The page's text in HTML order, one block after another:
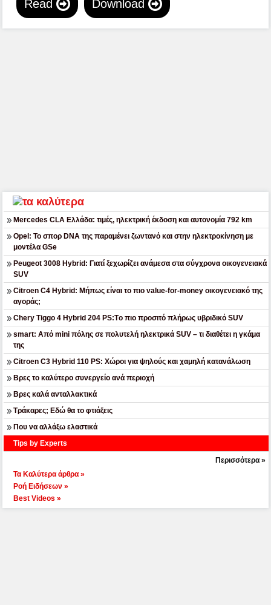
Read Download
Mercedes CLA Ελλάδα: τιμές, ηλεκτρική έκδοση και αυτονομία 792 km
Opel: Το σπορ DNA της παραμένει ζωντανό και στην ηλεκτροκίνηση με
μοντέλα GSe
Peugeot 3008 Hybrid: Γιατί ξεχωρίζει ανάμεσα στα σύγχρονα οικογενειακά
SUV
Citroen C4 Hybrid: Μήπως είναι το πιο value-for-money οικογενειακό της
αγοράς;
Chery Tiggo 4 Hybrid 204 PS:Tο πιο προσιτό πλήρως υβριδικό SUV
smart: Από mini πόλης σε πολυτελή ηλεκτρικά SUV – τι διαθέτει η γκάμα
της
Citroen C3 Hybrid 110 PS: Χώροι για ψηλούς και χαμηλή κατανάλωση
Βρες το καλύτερο συνεργείο ανά περιοχή
Βρες καλά ανταλλακτικά
Τράκαρες; Εδώ θα το φτιάξεις
Που να αλλάξω ελαστικά
Tips by Experts
Περισσότερα »
Τα Καλύτερα άρθρα »
Ροή Ειδήσεων »
Best Videos »